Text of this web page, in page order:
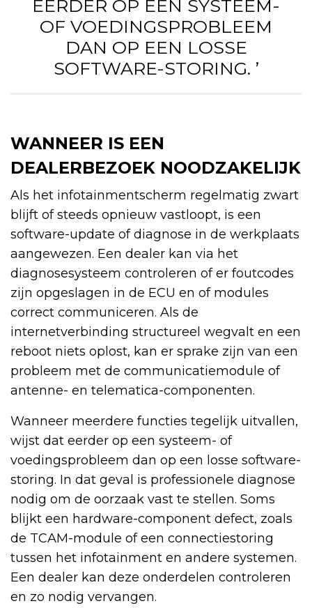
EERDER OP EEN SYSTEEM-
OF VOEDINGSPROBLEEM
DAN OP EEN LOSSE
SOFTWARE-STORING. ’
WANNEER IS EEN
DEALERBEZOEK NOODZAKELIJK
Als het infotainmentscherm regelmatig zwart
blijft of steeds opnieuw vastloopt, is een
software-update of diagnose in de werkplaats
aangewezen. Een dealer kan via het
diagnosesysteem controleren of er foutcodes
zijn opgeslagen in de ECU en of modules
correct communiceren. Als de
internetverbinding structureel wegvalt en een
reboot niets oplost, kan er sprake zijn van een
probleem met de communicatiemodule of
antenne- en telematica-componenten.
Wanneer meerdere functies tegelijk uitvallen,
wijst dat eerder op een systeem- of
voedingsprobleem dan op een losse software-
storing. In dat geval is professionele diagnose
nodig om de oorzaak vast te stellen. Soms
blijkt een hardware-component defect, zoals
de TCAM-module of een connectiestoring
tussen het infotainment en andere systemen.
Een dealer kan deze onderdelen controleren
en zo nodig vervangen.